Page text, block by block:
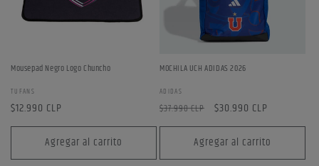
Mousepad Negro Logo Chuncho
Proveedor:
TUFANS
Precio
habitual
$12.990 CLP
Agregar al carrito
MOCHILA UCH ADIDAS 2026
Proveedor:
ADIDAS
Precio
habitual
$37.990 CLP
Precio
de
oferta
$30.990 CLP
Agregar al carrito